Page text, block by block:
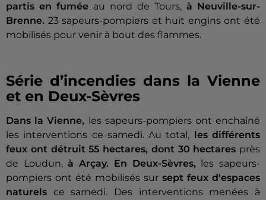
partis en fumée au nord de Tours, à Neuville-sur-
Brenne. 23 sapeurs-pompiers et huit engins ont été
mobilisés pour venir à bout des flammes.
Série d’incendies dans la Vienne
et en Deux-Sèvres
Dans la Vienne,
les sapeurs-pompiers ont enchaîné
les interventions ce samedi. Au total, les différents
feux ont détruit 55 hectares, dont 30 hectares près
de Loudun,à Arçay. En Deux-Sèvres,
les sapeurs-
pompiers ont été mobilisés sur sept feux d'espaces
naturels ce samedi. Des interventions menées à